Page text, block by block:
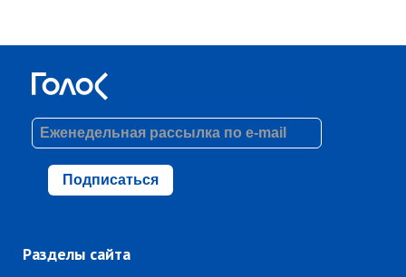
Подписаться
Разделы сайта